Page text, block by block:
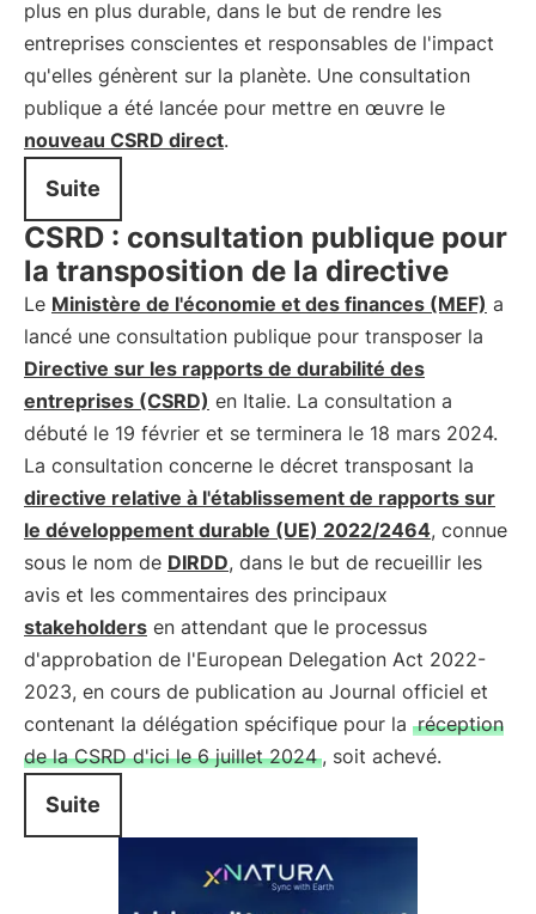
plus en plus durable, dans le but de rendre les
entreprises conscientes et responsables de l'impact
qu'elles génèrent sur la planète. Une consultation
publique a été lancée pour mettre en œuvre le
nouveau CSRD direct.
Suite
CSRD : consultation publique pour
la transposition de la directive
Le Ministère de l'économie et des finances (MEF) a
lancé une consultation publique pour transposer la
Directive sur les rapports de durabilité des
entreprises (CSRD) en Italie. La consultation a
débuté le 19 février et se terminera le 18 mars 2024.
La consultation concerne le décret transposant la
directive relative à l'établissement de rapports sur
le développement durable (UE) 2022/2464, connue
sous le nom de DIRDD, dans le but de recueillir les
avis et les commentaires des principaux
stakeholders en attendant que le processus
d'approbation de l'European Delegation Act 2022-
2023, en cours de publication au Journal officiel et
contenant la délégation spécifique pour la réception
de la CSRD d'ici le 6 juillet 2024 , soit achevé.
Suite